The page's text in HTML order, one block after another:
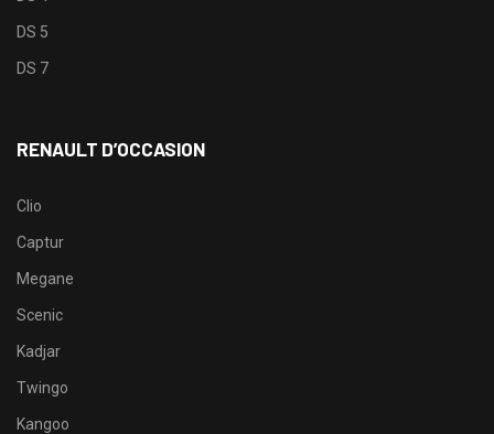
DS 5
DS 7
RENAULT D’OCCASION
Clio
Captur
Megane
Scenic
Kadjar
Twingo
Kangoo